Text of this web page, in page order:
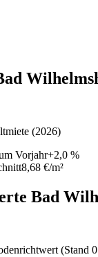
(2026)
Vorjahr+2,0 %
8,68 €/m²
Bad
(Stand